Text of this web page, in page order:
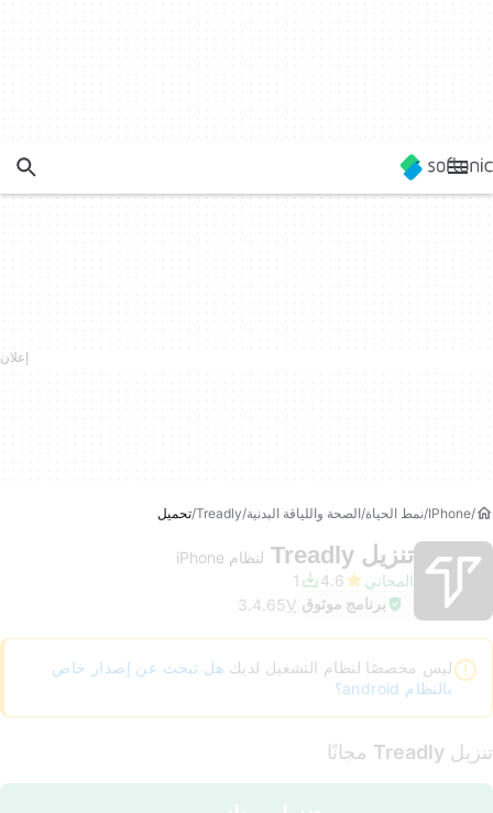
IPhone نمط الحياة الصحة واللياقة البدنية Treadly تحميل
تنزيل Treadly لنظام iPhone
المجاني
4.6
1
برنامج موثوق V
3.4.65
ليس مخصصًا لنظام التشغيل لديك هل تبحث عن إصدار خاص
بالنظام android؟
تنزيل Treadly مجانًا